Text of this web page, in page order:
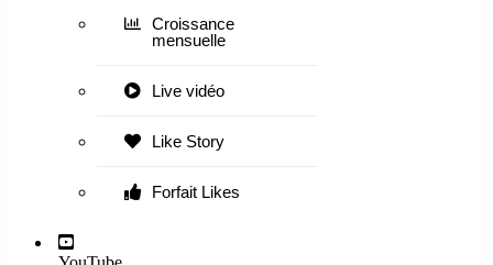
Croissance
mensuelle
Live vidéo
Like Story
Forfait Likes